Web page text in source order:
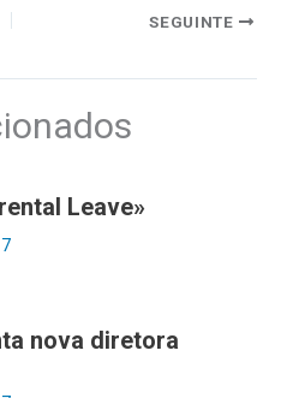
SEGUINTE
Leave»
nova diretora